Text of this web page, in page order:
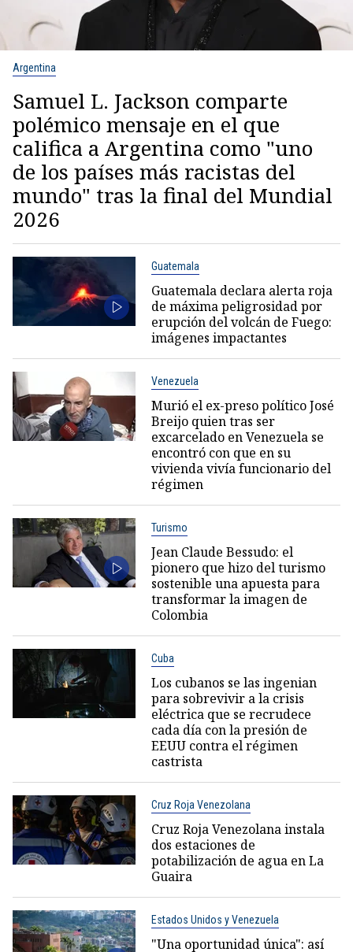
Argentina
Samuel L. Jackson comparte
polémico mensaje en el que
califica a Argentina como "uno
de los países más racistas del
mundo" tras la final del Mundial
2026
Guatemala
Guatemala declara alerta roja
de máxima peligrosidad por
erupción del volcán de Fuego:
imágenes impactantes
Venezuela
Murió el ex-preso político José
Breijo quien tras ser
excarcelado en Venezuela se
encontró con que en su
vivienda vivía funcionario del
régimen
Turismo
Jean Claude Bessudo: el
pionero que hizo del turismo
sostenible una apuesta para
transformar la imagen de
Colombia
Cuba
Los cubanos se las ingenian
para sobrevivir a la crisis
eléctrica que se recrudece
cada día con la presión de
EEUU contra el régimen
castrista
Cruz Roja Venezolana
Cruz Roja Venezolana instala
dos estaciones de
potabilización de agua en La
Guaira
Estados Unidos y Venezuela
"Una oportunidad única": así